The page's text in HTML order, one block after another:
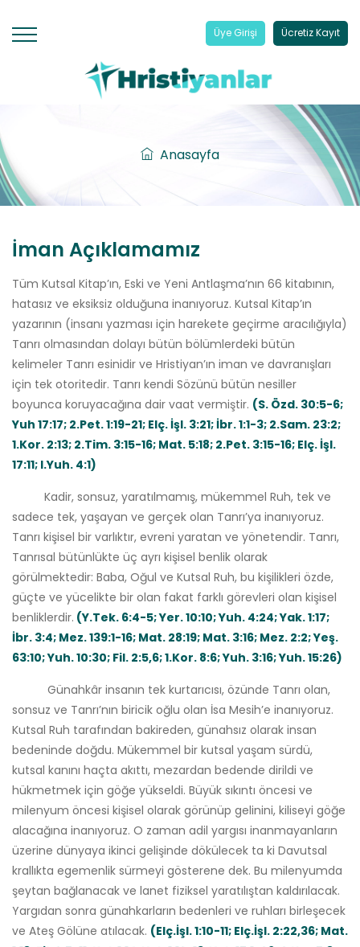
Üye Girişi Ücretiz Kayıt
Anasayfa
İman Açıklamamız
Tüm Kutsal Kitap’ın, Eski ve Yeni Antlaşma’nın 66 kitabının,
hatasız ve eksiksiz olduğuna inanıyoruz. Kutsal Kitap’ın
yazarının (insanı yazması için harekete geçirme aracılığıyla)
Tanrı olmasından dolayı bütün bölümlerdeki bütün
kelimeler Tanrı esinidir ve Hristiyan’ın iman ve davranışları
için tek otoritedir. Tanrı kendi Sözünü bütün nesiller
boyunca koruyacağına dair vaat vermiştir. (S. Özd. 30:5-6;
Yuh 17:17; 2.Pet. 1:19-21; Elç. İşl. 3:21; İbr. 1:1-3; 2.Sam. 23:2;
1.Kor. 2:13; 2.Tim. 3:15-16; Mat. 5:18; 2.Pet. 3:15-16; Elç. İşl.
17:11; I.Yuh. 4:1)
Kadir, sonsuz, yaratılmamış, mükemmel Ruh, tek ve
sadece tek, yaşayan ve gerçek olan Tanrı’ya inanıyoruz.
Tanrı kişisel bir varlıktır, evreni yaratan ve yönetendir. Tanrı,
Tanrısal bütünlükte üç ayrı kişisel benlik olarak
görülmektedir: Baba, Oğul ve Kutsal Ruh, bu kişilikleri özde,
güçte ve yücelikte bir olan fakat farklı görevleri olan kişisel
benliklerdir. (Y.Tek. 6:4-5; Yer. 10:10; Yuh. 4:24; Yak. 1:17;
İbr. 3:4; Mez. 139:1-16; Mat. 28:19; Mat. 3:16; Mez. 2:2; Yeş.
63:10; Yuh. 10:30; Fil. 2:5,6; 1.Kor. 8:6; Yuh. 3:16; Yuh. 15:26)
Günahkâr insanın tek kurtarıcısı, özünde Tanrı olan,
sonsuz ve Tanrı’nın biricik oğlu olan İsa Mesih’e inanıyoruz.
Kutsal Ruh tarafından bakireden, günahsız olarak insan
bedeninde doğdu. Mükemmel bir kutsal yaşam sürdü,
kutsal kanını haçta akıttı, mezardan bedende dirildi ve
hükmetmek için göğe yükseldi. Büyük sıkıntı öncesi ve
milenyum öncesi kişisel olarak görünüp gelinini, kiliseyi göğe
alacağına inanıyoruz. O zaman adil yargısı inanmayanların
üzerine dünyaya ikinci gelişinde dökülecek ta ki Davutsal
krallıkta egemenlik sürmeyi gösterene dek. Bu milenyumda
şeytan bağlanacak ve lanet fiziksel yaratılıştan kaldırılacak.
Yargıdan sonra günahkarların bedenleri ve ruhları birleşecek
ve Ateş Gölüne atılacak. (Elç.İşl. 1:10-11; Elç.İşl. 2:22,36; Mat.